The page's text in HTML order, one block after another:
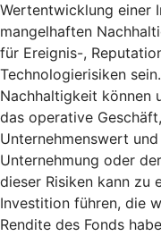
Wertentwicklung einer
mangelhaften
für Ereignis-,
Technologierisiken
Nachhaltigkeit können
das operative
Unternehmenswert
Unternehmung oder
dieser Risiken kann zu
Investition führen, die
Rendite des Fonds